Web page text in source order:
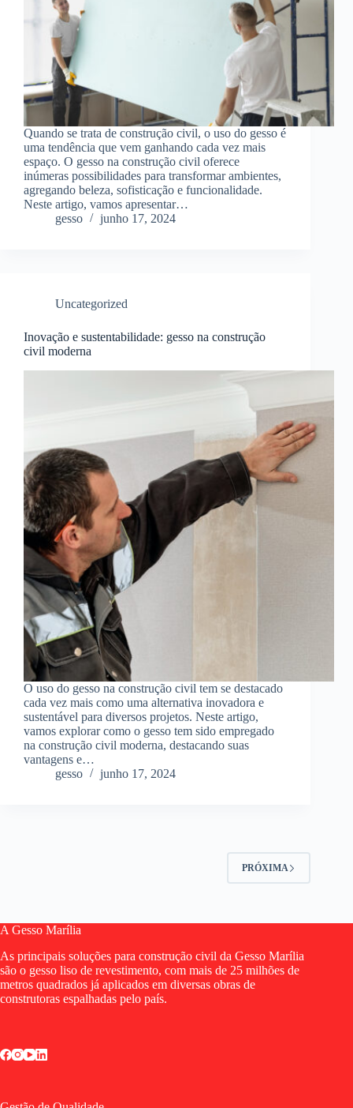
Quando se trata de construção civil, o uso do gesso é
uma tendência que vem ganhando cada vez mais
espaço. O gesso na construção civil oferece
inúmeras possibilidades para transformar ambientes,
agregando beleza, sofisticação e funcionalidade.
Neste artigo, vamos apresentar…
gesso
junho 17, 2024
Uncategorized
Inovação e sustentabilidade: gesso na construção
civil moderna
O uso do gesso na construção civil tem se destacado
cada vez mais como uma alternativa inovadora e
sustentável para diversos projetos. Neste artigo,
vamos explorar como o gesso tem sido empregado
na construção civil moderna, destacando suas
vantagens e…
gesso
junho 17, 2024
PRÓXIMA
A Gesso Marília
As principais soluções para construção civil da Gesso Marília
são o gesso liso de revestimento, com mais de 25 milhões de
metros quadrados já aplicados em diversas obras de
construtoras espalhadas pelo país.